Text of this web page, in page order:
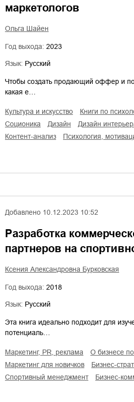
маркетологов
Ольга Шайен
Год выхода: 2023
Язык: Русский
Чтобы создать продающий оффер и
какая е…
культура и искусство книги по
соционика
дизайн дизайн
контент-анализ
психология,
Добавлено 10.12.2023 10:52
Разработка
партнеров на
Ксения Александровна Бурковская
Год выхода: 2018
Язык: Русский
Эта книга идеально подходит для
потенциаль…
маркетинг, PR, реклама о бизнесе
маркетинг для новичков
бизнес-
спортивный менеджмент
бизнес-